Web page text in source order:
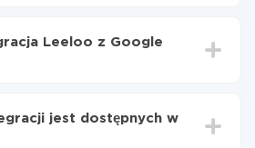
Contacts
zajmuje średnio 10-15
Leeloo z Google
danych, która faktycznie jest
z Twoich systemów do
jest dostępnych w